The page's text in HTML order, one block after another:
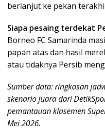
berlanjut ke pekan
Siapa pesaing terdekat
Borneo FC Samarinda
papan atas dan hasil
atau tidaknya Persib
Sumber data: ringkasan
skenario juara dari
pemantauan klasemen
Mei 2026.